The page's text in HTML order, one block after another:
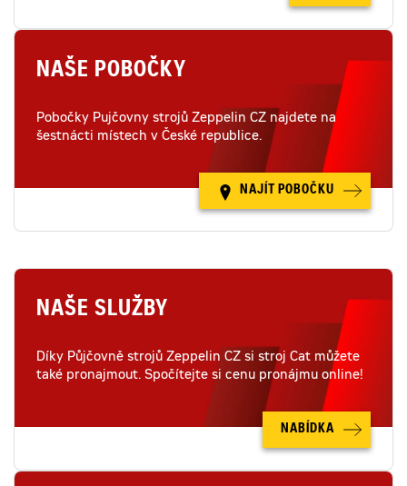
NAŠE POBOČKY
Pobočky Pujčovny strojů Zeppelin CZ najdete na
šestnácti místech v České republice.
NAJÍT POBOČKU
NAŠE SLUŽBY
Díky Půjčovně strojů Zeppelin CZ si stroj Cat můžete
také pronajmout. Spočítejte si cenu pronájmu online!
NABÍDKA